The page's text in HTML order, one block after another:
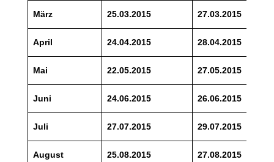
März 25.03.2015 27.03.2015
April 24.04.2015 28.04.2015
Mai 22.05.2015 27.05.2015
Juni 24.06.2015 26.06.2015
Juli 27.07.2015 29.07.2015
August 25.08.2015 27.08.2015